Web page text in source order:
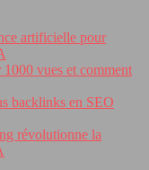
artificielle pour
vues et comment
backlinks en SEO
révolutionne la